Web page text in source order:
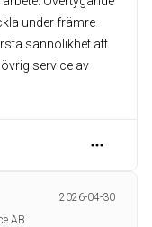
under främre
sannolikhet att
service av
2026-04-30
AB